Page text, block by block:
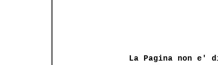
La Pagina non e'